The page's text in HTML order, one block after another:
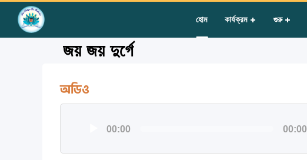
হোম কার্যক্রম গুরু
Group Singing»জয় জয় দুর্গে
জয় জয় দুর্গে
অডিও
00:00 00:00